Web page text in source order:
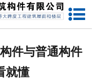
网站首页
件与普通构件
就懂